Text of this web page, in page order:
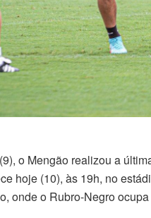
o Mengão realizou a
hoje (10), às 19h, no
onde o Rubro-Negro